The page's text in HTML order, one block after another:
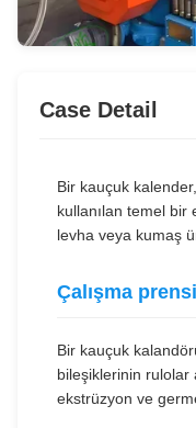
Case Detail
Bir kauçuk
kullanılan temel bir
levha veya kumaş
Çalışma
Bir kauçuk
bileşiklerinin rulolar
ekstrüzyon ve